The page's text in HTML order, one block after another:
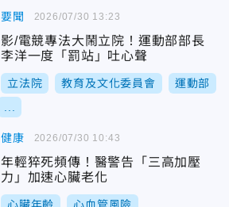
要聞
影/電競專法大鬧立院！運動部部長
李洋一度「罰站」吐心聲
立法院 教育及文化委員會 運動部
2026/07/30 13:23
健康
年輕猝死頻傳！醫警告「三高加壓
力」加速心臟老化
2026/07/30 10:43